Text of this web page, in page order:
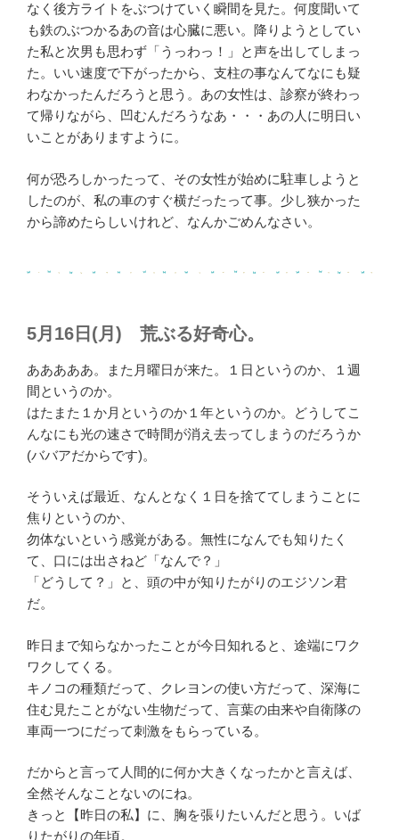
なく後方ライトをぶつけていく瞬間を見た。何度聞いて
も鉄のぶつかるあの音は心臓に悪い。降りようとしてい
た私と次男も思わず「うっわっ！」と声を出してしまっ
た。いい速度で下がったから、支柱の事なんてなにも疑
わなかったんだろうと思う。あの女性は、診察が終わっ
て帰りながら、凹むんだろうなあ・・・あの人に明日い
いことがありますように。
何が恐ろしかったって、その女性が始めに駐車しようと
したのが、私の車のすぐ横だったって事。少し狭かった
から諦めたらしいけれど、なんかごめんなさい。
5月16日(月) 荒ぶる好奇心。
あああああ。また月曜日が来た。１日というのか、１週
間というのか。
はたまた１か月というのか１年というのか。どうしてこ
んなにも光の速さで時間が消え去ってしまうのだろうか
(ババアだからです)。
そういえば最近、なんとなく１日を捨ててしまうことに
焦りというのか、
勿体ないという感覚がある。無性になんでも知りたく
て、口には出さねど「なんで？」
「どうして？」と、頭の中が知りたがりのエジソン君
だ。
昨日まで知らなかったことが今日知れると、途端にワク
ワクしてくる。
キノコの種類だって、クレヨンの使い方だって、深海に
住む見たことがない生物だって、言葉の由来や自衛隊の
車両一つにだって刺激をもらっている。
だからと言って人間的に何か大きくなったかと言えば、
全然そんなことないのにね。
きっと【昨日の私】に、胸を張りたいんだと思う。いば
りたがりの年頃。